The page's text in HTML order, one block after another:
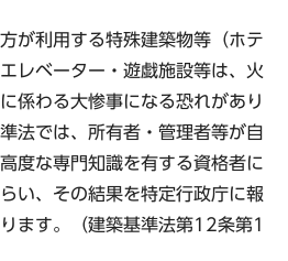
が利用する特殊建築物等（ホテ
レベーター・遊戯施設等は、火
係わる大惨事になる恐れがあり
法では、所有者・管理者等が自
度な専門知識を有する資格者に
い、その結果を特定行政庁に報
ます。（建築基準法第12条第1